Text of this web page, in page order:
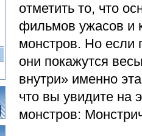
отметить то, что
фильмов ужасов и
монстров. Но если
они покажутся
внутри» именно
что вы увидите на
монстров: